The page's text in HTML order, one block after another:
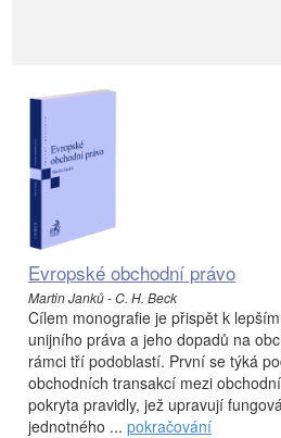
Evropské obchodní právo
Martin Janků - C. H. Beck
Cílem monografie je přispět k
unijního práva a jeho dopadů na
rámci tří podoblastí. První se týká
obchodních transakcí mezi
pokryta pravidly, jež upravují
jednotného ... pokračování